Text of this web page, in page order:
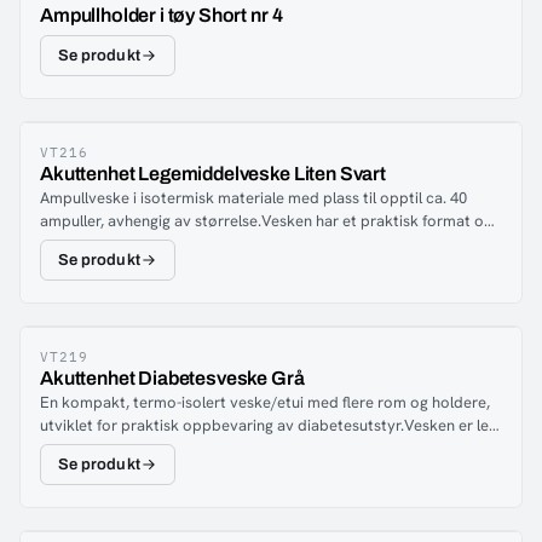
Ampullholder i tøy Short nr 4
Se produkt
VT216
Akuttenhet Legemiddelveske Liten Svart
Ampullveske i isotermisk materiale med plass til opptil ca. 40
ampuller, avhengig av størrelse.Vesken har et praktisk format og
en smart design som gir god oversikt. Polstret avdeler og
elastiske borrelåsstropper sikrer at innholdet beskyttes
Se produkt
VT219
Akuttenhet Diabetesveske Grå
En kompakt, termo-isolert veske/etui med flere rom og holdere,
utviklet for praktisk oppbevaring av diabetesutstyr.Vesken er lett
å ta med på farten og kan legges i en håndveske eller ryggsekk,
noe som sikrer at alt nødvendig medisinsk utstyr er lett
Se produkt